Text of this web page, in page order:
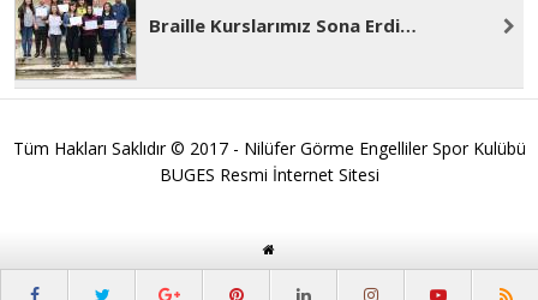
Braille Kurslarımız Sona Erdi…
Tüm Hakları Saklıdır © 2017 - Nilüfer Görme Engelliler Spor Kulübü
BUGES Resmi İnternet Sitesi